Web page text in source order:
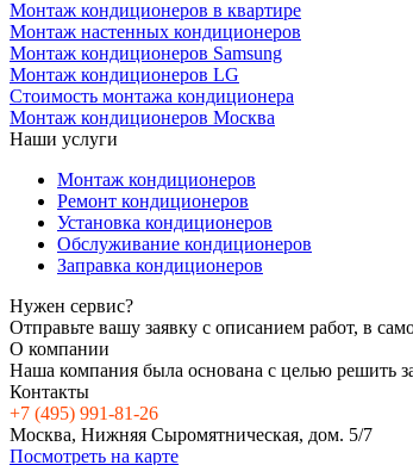
Монтаж кондиционеров в квартире
Монтаж настенных кондиционеров
Монтаж кондиционеров Samsung
Монтаж кондиционеров LG
Стоимость монтажа кондиционера
Mонтаж кондиционеров Москва
Наши услуги
Монтаж кондиционеров
Ремонт кондиционеров
Установка кондиционеров
Обслуживание кондиционеров
Заправка кондиционеров
Нужен сервис?
Отправьте вашу заявку с описанием работ, в
О компании
Наша компания была основана с целью решить
Контакты
+7 (495) 991-81-26
Москва, Нижняя Сыромятническая, дом. 5/7
Посмотреть на карте